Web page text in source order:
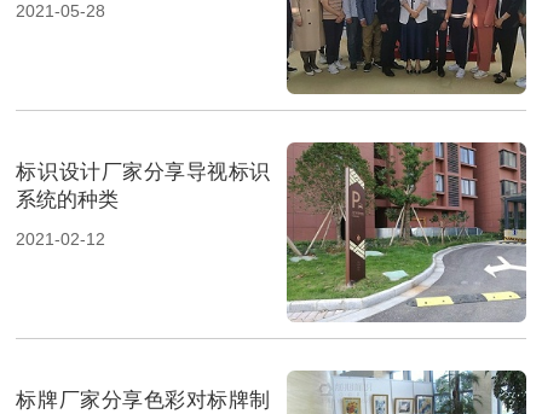
2021-05-28
标识设计厂家分享导视标识
系统的种类
2021-02-12
标牌厂家分享色彩对标牌制